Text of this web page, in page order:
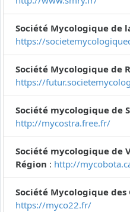
Société Mycologique de
https://
Société Mycologique de
https://
Société mycologique de
http://mycostra.free.fr/
Société mycologique de
Région : http://
Société Mycologique des
https://myco22.fr/